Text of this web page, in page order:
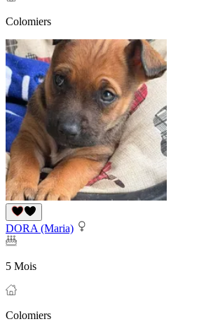
Colomiers
DORA (Maria)
5 Mois
Colomiers